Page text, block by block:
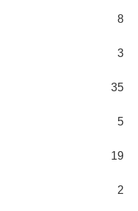
8
3
35
5
19
2